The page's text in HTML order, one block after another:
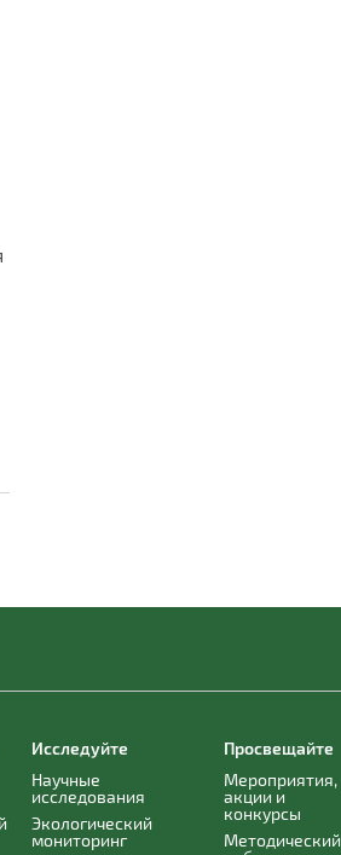
Исследуйте
Научные
исследования
Экологический
мониторинг
Просвещайте
Мероприятия,
акции и
конкурсы
Методический